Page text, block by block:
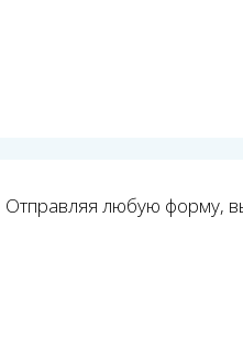
Отправляя любую форму,